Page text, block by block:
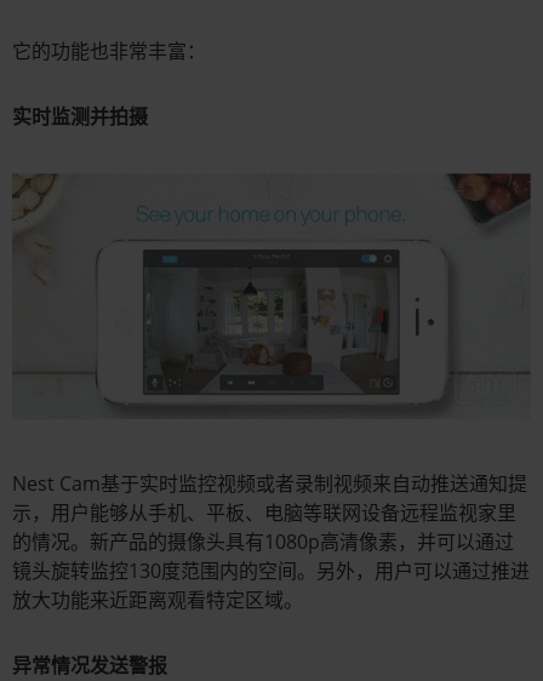
它的功能也非常丰富：
实时监测并拍摄
Nest Cam基于实时监控视频或者录制视频来自动推送通知提
示，用户能够从手机、平板、电脑等联网设备远程监视家里
的情况。新产品的摄像头具有1080p高清像素，并可以通过
镜头旋转监控130度范围内的空间。另外，用户可以通过推进
放大功能来近距离观看特定区域。
异常情况发送警报